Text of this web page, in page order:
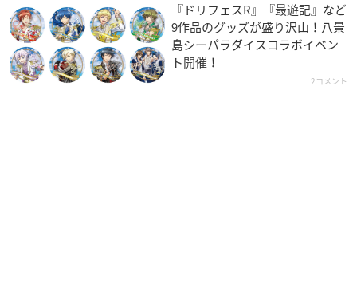
『ドリフェスR』『最遊記』など
9作品のグッズが盛り沢山！八景
島シーパラダイスコラボイベン
ト開催！
2コメント